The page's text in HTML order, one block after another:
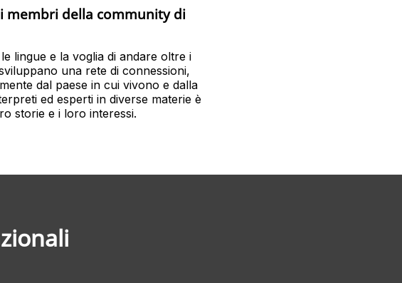
membri della community di
lingue e la voglia di andare oltre i
una rete di connessioni,
dal paese in cui vivono e dalla
ed esperti in diverse materie è
storie e i loro interessi.